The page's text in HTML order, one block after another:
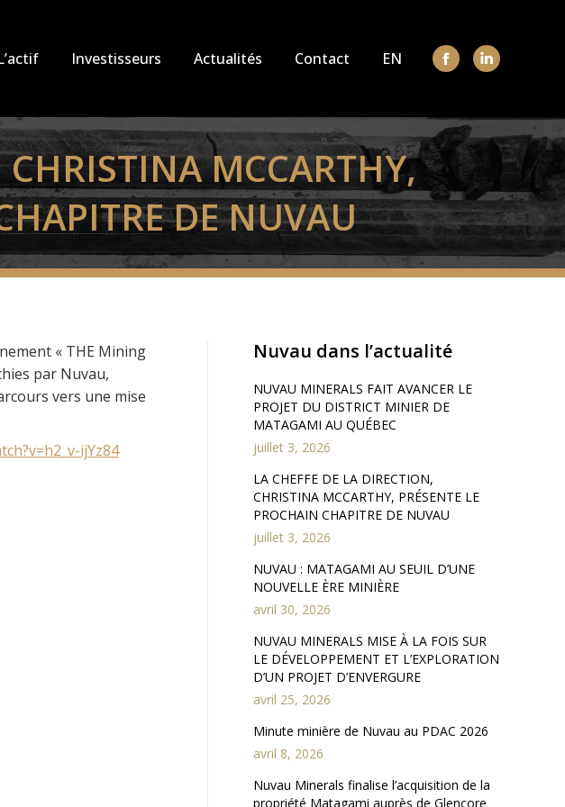
Investisseurs Actualités Contact EN
La
Facebook
s'ouvre
dans
une
nouvelle
fenêtre
La
LinkedIn
s'ouvre
dans
une
nouvelle
fenêtre
MCCARTHY,
DE NUVAU
« THE Mining
par Nuvau,
vers une mise
ijYz84
Nuvau dans l’actualité
NUVAU MINERALS FAIT AVANCER LE
PROJET DU DISTRICT MINIER DE
MATAGAMI AU QUÉBEC
juillet 3, 2026
LA CHEFFE DE LA DIRECTION,
CHRISTINA MCCARTHY, PRÉSENTE LE
PROCHAIN CHAPITRE DE NUVAU
juillet 3, 2026
NUVAU : MATAGAMI AU SEUIL D’UNE
NOUVELLE ÈRE MINIÈRE
avril 30, 2026
NUVAU MINERALS MISE À LA FOIS SUR
LE DÉVELOPPEMENT ET L’EXPLORATION
D’UN PROJET D’ENVERGURE
avril 25, 2026
Minute minière de Nuvau au PDAC 2026
avril 8, 2026
Nuvau Minerals finalise l’acquisition de la
propriété Matagami auprès de Glencore